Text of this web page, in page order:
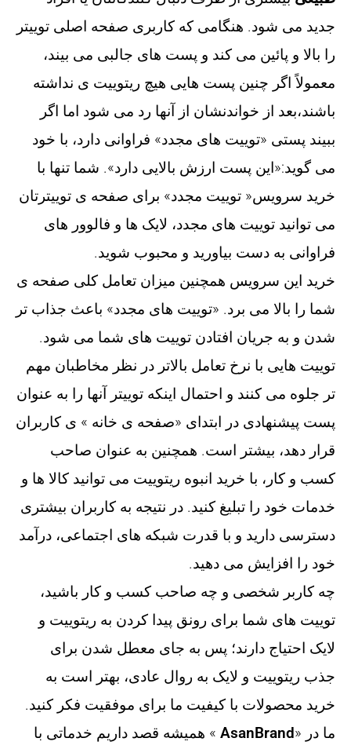
جدید می شود. هنگامی که کاربری صفحه اصلی توییتر
را بالا و پائین می کند و پست های جالبی می بیند،
معمولاً اگر چنین پست هایی هیچ ریتوییت ی نداشته
باشند،بعد از خواندنشان از آنها رد می شود اما اگر
ببیند پستی «توییت های مجدد» فراوانی دارد، با خود
می گوید:«این پست ارزش بالایی دارد». شما تنها با
خرید سرویس« توییت مجدد» برای صفحه ی توییترتان
می توانید توییت های مجدد، لایک ها و فالوور های
فراوانی به دست بیاورید و محبوب شوید.
خرید این سرویس همچنین میزان تعامل کلی صفحه ی
شما را بالا می برد. «توییت های مجدد» باعث جذاب تر
شدن و به جریان افتادن توییت های شما می شود.
توییت هایی با نرخ تعامل بالاتر در نظر مخاطبان مهم
تر جلوه می کنند و احتمال اینکه توییتر آنها را به عنوان
پست پیشنهادی در ابتدای «صفحه ی خانه » ی کاربران
قرار دهد، بیشتر است. همچنین به عنوان صاحب
کسب و کار، با خرید انبوه ریتوییت می توانید کالا ها و
خدمات خود را تبلیغ کنید. در نتیجه به کاربران بیشتری
دسترسی دارید و با قدرت شبکه های اجتماعی، درآمد
خود را افزایش می دهید.
چه کاربر شخصی و چه صاحب کسب و کار باشید،
توییت های شما برای رونق پیدا کردن به ریتوییت و
لایک احتیاج دارند؛ پس به جای معطل شدن برای
جذب ریتوییت و لایک به روال عادی، بهتر است به
خرید محصولات با کیفیت ما برای موفقیت فکر کنید.
ما در «AsanBrand » همیشه قصد داریم خدماتی با